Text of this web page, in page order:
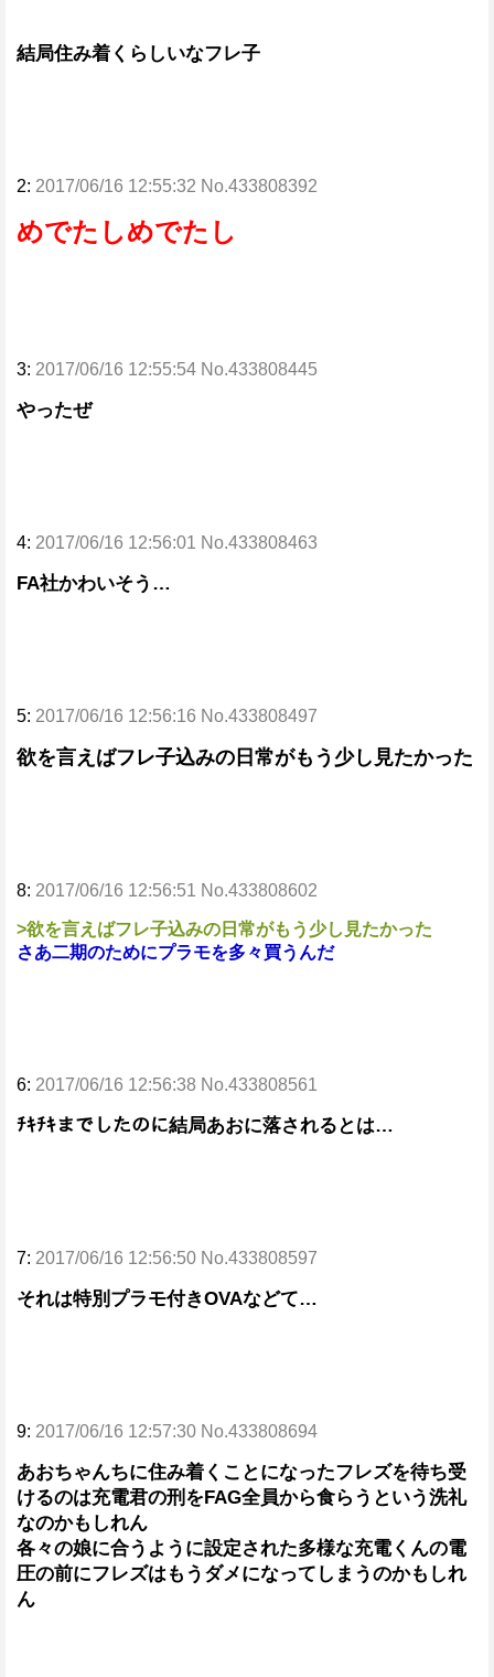
結局住み着くらしいなフレ子
2: 2017/06/16 12:55:32 No.433808392
めでたしめでたし
3: 2017/06/16 12:55:54 No.433808445
やったぜ
4: 2017/06/16 12:56:01 No.433808463
FA社かわいそう…
5: 2017/06/16 12:56:16 No.433808497
欲を言えばフレ子込みの日常がもう少し見たかった
8: 2017/06/16 12:56:51 No.433808602
>欲を言えばフレ子込みの日常がもう少し見たかった
さあ二期のためにプラモを多々買うんだ
6: 2017/06/16 12:56:38 No.433808561
ﾁｷﾁｷまでしたのに結局あおに落されるとは…
7: 2017/06/16 12:56:50 No.433808597
それは特別プラモ付きOVAなどて…
9: 2017/06/16 12:57:30 No.433808694
あおちゃんちに住み着くことになったフレズを待ち受
けるのは充電君の刑をFAG全員から食らうという洗礼
なのかもしれん
各々の娘に合うように設定された多様な充電くんの電
圧の前にフレズはもうダメになってしまうのかもしれ
ん